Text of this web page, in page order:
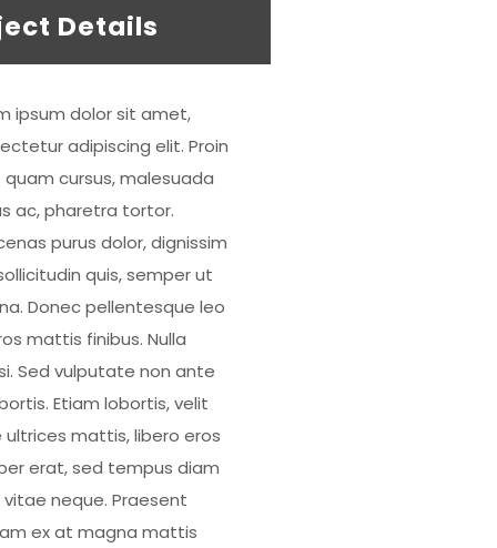
Details
ipsum dolor sit amet,
adipiscing elit. Proin
cursus, malesuada
ac, pharetra tortor.
purus dolor, dignissim
quis, semper ut
Donec pellentesque leo
mattis finibus. Nulla
Sed vulputate non ante
Etiam lobortis, velit
ultrices mattis, libero eros
erat, sed tempus diam
neque. Praesent
ex at magna mattis